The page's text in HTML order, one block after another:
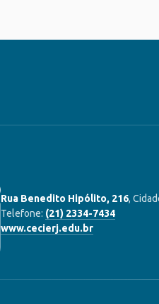
Rua Benedito Hipólito, 216,
Telefone: (21) 2334-7434
www.cecierj.edu.br